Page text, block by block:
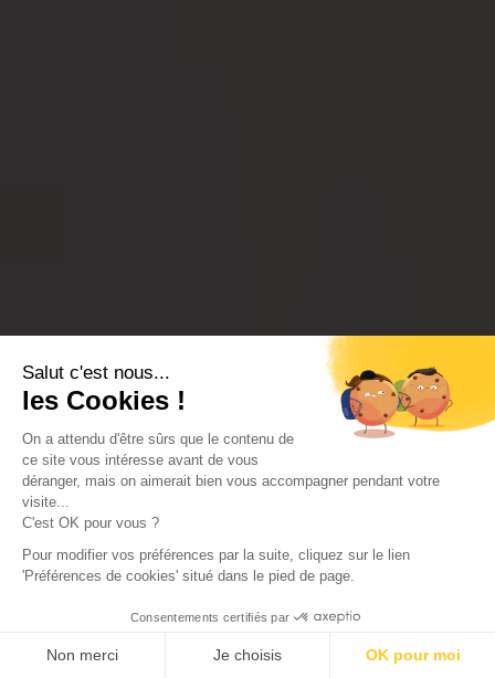
Salut c'est nous...
les Cookies !
On a attendu d'être sûrs que le contenu de
ce site vous intéresse avant de vous
déranger, mais on aimerait bien vous accompagner pendant votre
visite...
C'est OK pour vous ?
Pour modifier vos préférences par la suite, cliquez sur le lien
'Préférences de cookies' situé dans le pied de page.
Consentements certifiés par
Non merci Je choisis OK pour moi